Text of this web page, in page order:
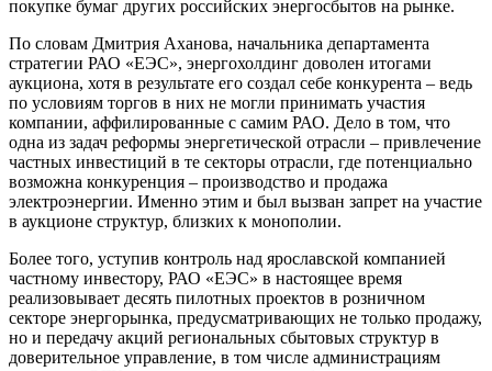
покупке бумаг других российских энергосбытов на рынке.
По словам Дмитрия Аханова, начальника департамента
стратегии РАО «ЕЭС», энергохолдинг доволен итогами
аукциона, хотя в результате его создал себе конкурента – ведь
по условиям торгов в них не могли принимать участия
компании, аффилированные с самим РАО. Дело в том, что
одна из задач реформы энергетической отрасли – привлечение
частных инвестиций в те секторы отрасли, где потенциально
возможна конкуренция – производство и продажа
электроэнергии. Именно этим и был вызван запрет на участие
в аукционе структур, близких к монополии.
Более того, уступив контроль над ярославской компанией
частному инвестору, РАО «ЕЭС» в настоящее время
реализовывает десять пилотных проектов в розничном
секторе энергорынка, предусматривающих не только продажу,
но и передачу акций региональных сбытовых структур в
доверительное управление, в том числе администрациям